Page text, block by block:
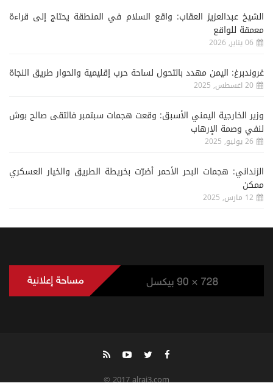
الشيخ عبدالعزيز العقاب: واقع السلام في المنطقة يحتاج إلى قراءة
معمقة للواقع
06 يناير, 2026
غروندبرغ: اليمن مهدد بالتحول لساحة حرب إقليمية والحوار طريق النجاة
20 اغسطس, 2025
وزير الخارجية اليمني الأسبق: وقعت هجمات سبتمبر فالتقى صالح بوش
لنفي وصمة الإرهاب
26 يوليو, 2025
الزنداني: هجمات البحر الأحمر أضرّت بخريطة الطريق والخيار العسكري
ممكن
12 مارس, 2025
© 2017 alrai3.com